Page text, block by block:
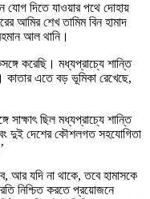
যোগ দিতে যাওয়ার পথে দোহায়
আমির শেখ তামিম বিন হামাদ
আল থানি।
করেছি। মধ্যপ্রাচ্যে শান্তি
এতে বড় ভূমিকা রেখেছে,
সাক্ষাৎ ছিল মধ্যপ্রাচ্যে শান্তি
দুই দেশের কৌশলগত সহযোগিতা
আর যদি না থাকে, তবে হামাসকে
নিশ্চিত করতে প্রয়োজনে